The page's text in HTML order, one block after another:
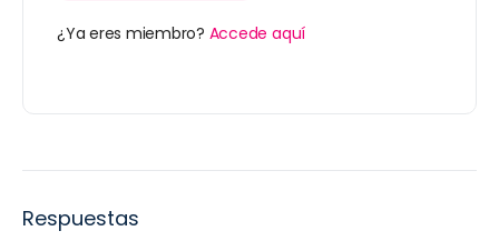
¿Ya eres miembro? Accede aquí
Respuestas